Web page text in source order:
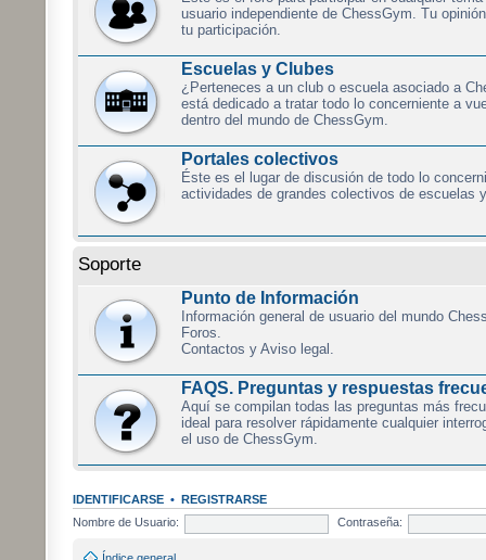
usuario independiente de ChessGym. Tu
tu participación.
Escuelas y Clubes
¿Perteneces a un club o escuela asociado a
está dedicado a tratar todo lo concerniente a
dentro del mundo de ChessGym.
Portales colectivos
Éste es el lugar de discusión de todo lo
actividades de grandes colectivos de escuelas
Soporte
Punto de Información
Información general de usuario del mundo
Foros.
Contactos y Aviso legal.
FAQS. Preguntas y respuestas
Aquí se compilan todas las preguntas más
ideal para resolver rápidamente cualquier
el uso de ChessGym.
IDENTIFICARSE • REGISTRARSE
Nombre de Usuario:
Contraseña:
Índice general